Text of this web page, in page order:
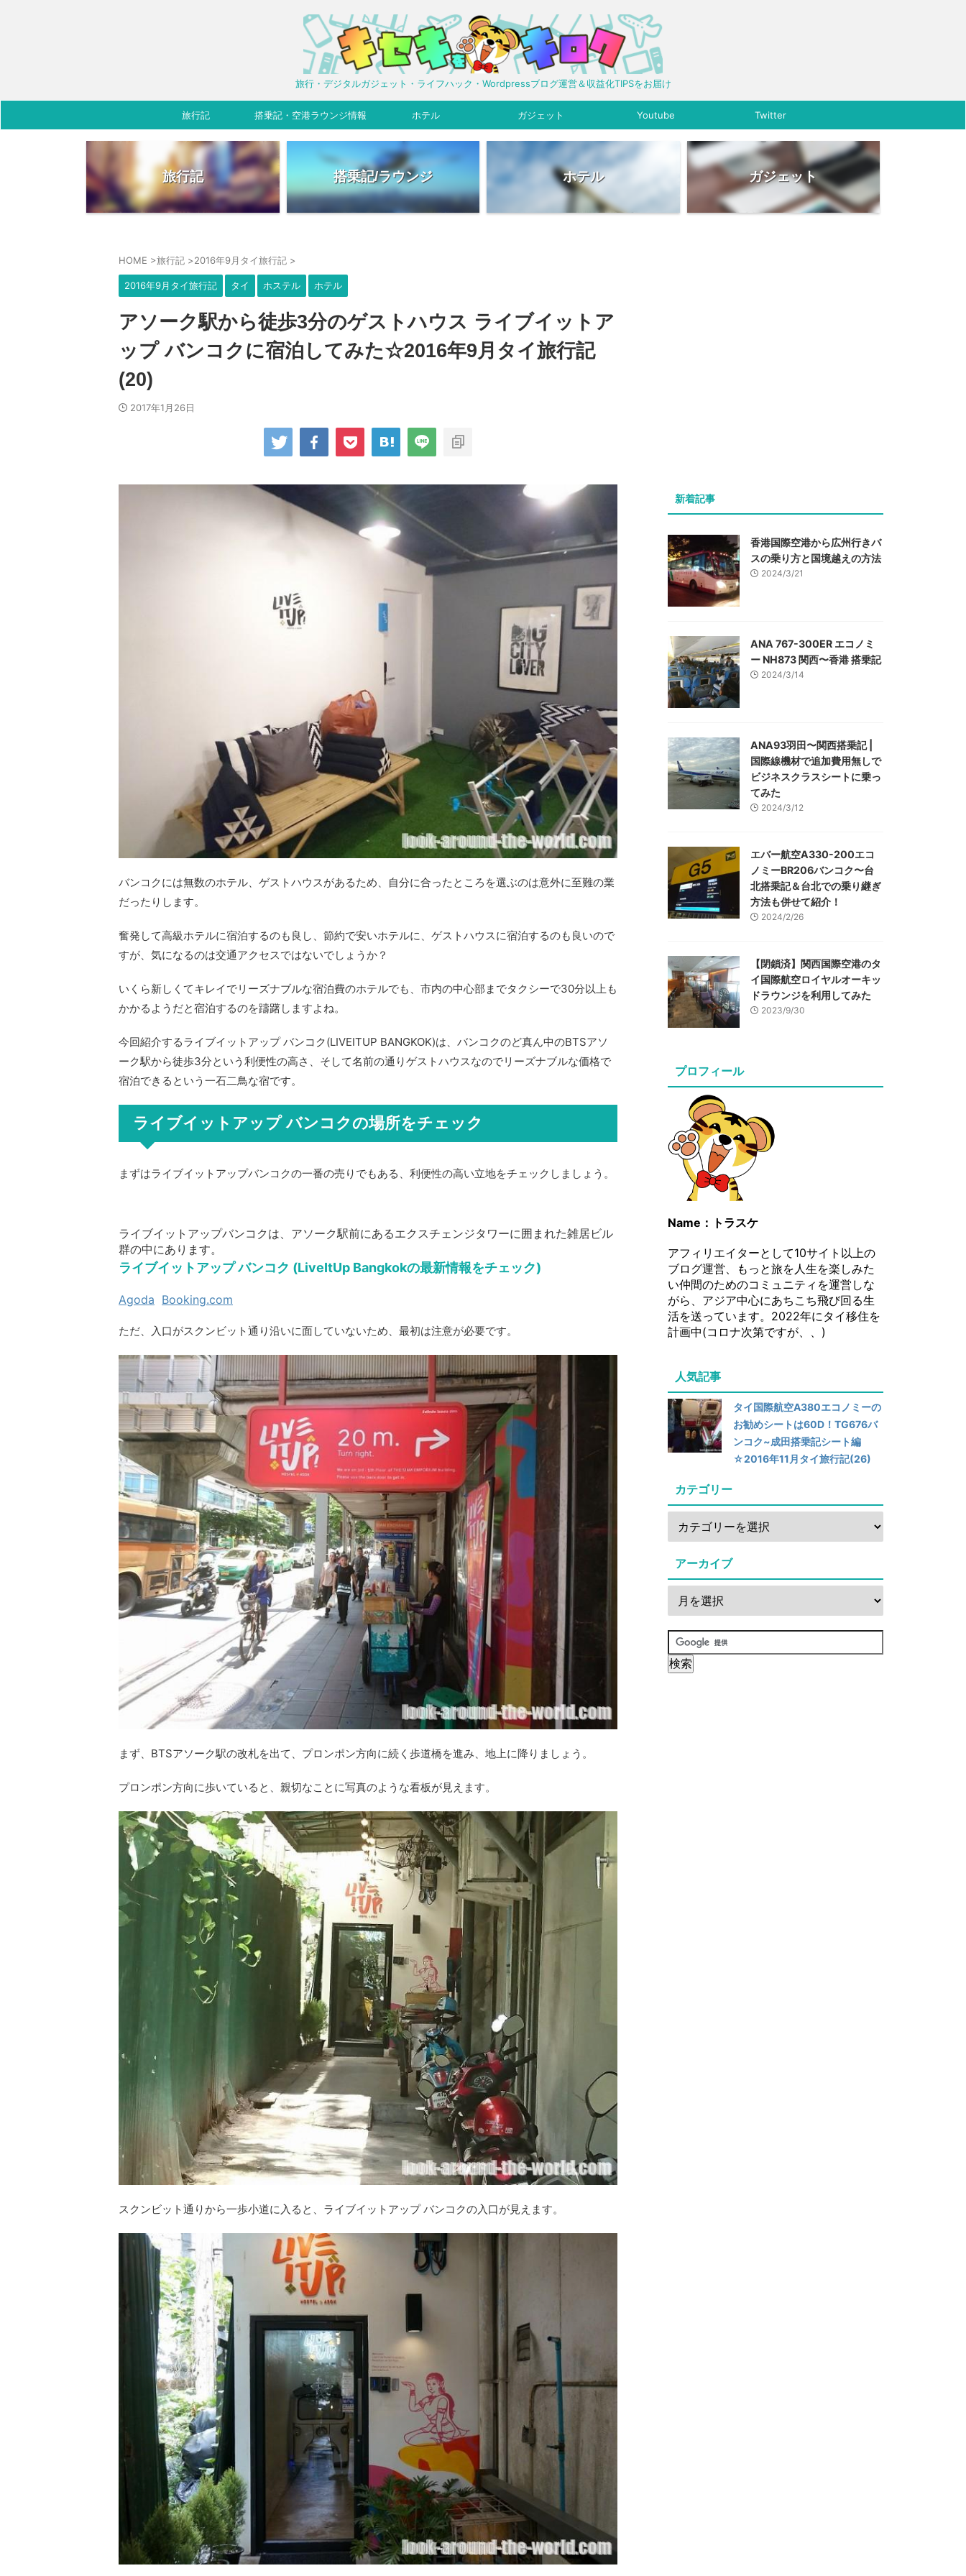
旅行・デジタルガジェット・ライフハック・Wordpressブログ運営＆収益化TIPSをお届け
旅行記 搭乗記・空港ラウンジ情報 ホテル ガジェット Youtube Twitter
旅行記 搭乗記/ラウンジ ホテル ガジェット
HOME >旅行記 >2016年9月タイ旅行記 >
2016年9月タイ旅行記 タイ ホステル ホテル
アソーク駅から徒歩3分のゲストハウス ライブイットア
ップ バンコクに宿泊してみた☆2016年9月タイ旅行記
(20)
2017年1月26日
バンコクには無数のホテル、ゲストハウスがあるため、自分に合ったところを選ぶのは意外に至難の業
だったりします。
奮発して高級ホテルに宿泊するのも良し、節約で安いホテルに、ゲストハウスに宿泊するのも良いので
すが、気になるのは交通アクセスではないでしょうか？
いくら新しくてキレイでリーズナブルな宿泊費のホテルでも、市内の中心部までタクシーで30分以上も
かかるようだと宿泊するのを躊躇しますよね。
今回紹介するライブイットアップ バンコク(LIVEITUP BANGKOK)は、バンコクのど真ん中のBTSアソ
ーク駅から徒歩3分という利便性の高さ、そして名前の通りゲストハウスなのでリーズナブルな価格で
宿泊できるという一石二鳥な宿です。
ライブイットアップ バンコクの場所をチェック
まずはライブイットアップバンコクの一番の売りでもある、利便性の高い立地をチェックしましょう。
ライブイットアップバンコクは、アソーク駅前にあるエクスチェンジタワーに囲まれた雑居ビル
群の中にあります。
ライブイットアップ バンコク (LiveItUp Bangkokの最新情報をチェック)
Agoda Booking.com
ただ、入口がスクンビット通り沿いに面していないため、最初は注意が必要です。
まず、BTSアソーク駅の改札を出て、プロンポン方向に続く歩道橋を進み、地上に降りましょう。
プロンポン方向に歩いていると、親切なことに写真のような看板が見えます。
スクンビット通りから一歩小道に入ると、ライブイットアップ バンコクの入口が見えます。
新着記事
香港国際空港から広州行きバ
スの乗り方と国境越えの方法
2024/3/21
ANA 767-300ER エコノミ
ー NH873 関西〜香港 搭乗記
2024/3/14
ANA93羽田〜関西搭乗記 |
国際線機材で追加費用無しで
ビジネスクラスシートに乗っ
てみた
2024/3/12
エバー航空A330-200エコ
ノミーBR206バンコク〜台
北搭乗記＆台北での乗り継ぎ
方法も併せて紹介！
2024/2/26
【閉鎖済】関西国際空港のタ
イ国際航空ロイヤルオーキッ
ドラウンジを利用してみた
2023/9/30
プロフィール
Name：トラスケ
アフィリエイターとして10サイト以上の
ブログ運営、もっと旅を人生を楽しみた
い仲間のためのコミュニティを運営しな
がら、アジア中心にあちこち飛び回る生
活を送っています。2022年にタイ移住を
計画中(コロナ次第ですが、、)
人気記事
タイ国際航空A380エコノミーの
お勧めシートは60D！TG676バ
ンコク~成田搭乗記シート編
☆2016年11月タイ旅行記(26)
カテゴリー
アーカイブ